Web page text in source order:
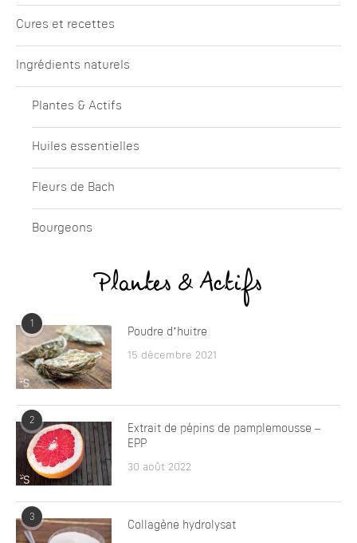
Cures et recettes
Ingrédients naturels
Plantes & Actifs
Huiles essentielles
Fleurs de Bach
Bourgeons
Plantes & Actifs
1
Poudre d’huitre
15 décembre 2021
2
Extrait de pépins de pamplemousse –
EPP
30 août 2022
3
Collagène hydrolysat